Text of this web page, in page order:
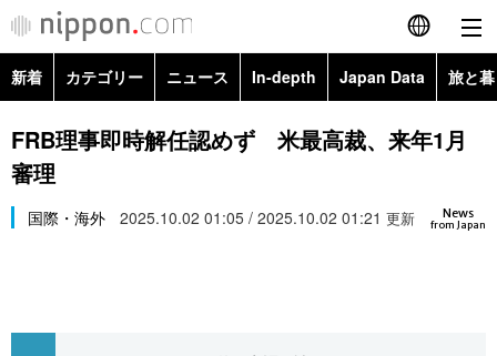
English
简体字
カテゴリー
経済・ビジネス
トップ
In-depth
新着 カテゴリー ニュース In-depth Japan Data 旅と
政治・外交
経済・ビジネス
Topics
FRB理事即時解任認めず 米最高裁、来年1月
審理
News
from Japan
国際・海外 2025.10.02 01:05 / 2025.10.02 01:21 更新